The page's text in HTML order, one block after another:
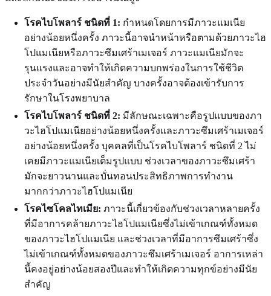
โรคไบโพลาร์ ชนิดที่ 1: กำหนดโดยการมีภาวะแมเนีย
อย่างน้อยหนึ่งครั้ง ภาวะนี้อาจนำหน้าหรือตามด้วยภาวะไฮ
โปแมเนียหรือภาวะซึมเศร้าเมเจอร์ ภาวะแมเนียมักจะ
รุนแรงและอาจทำให้เกิดความบกพร่องในการใช้ชีวิต
ประจำวันอย่างมีนัยสำคัญ บางครั้งอาจต้องเข้ารับการ
รักษาในโรงพยาบาล
โรคไบโพลาร์ ชนิดที่ 2: มีลักษณะเฉพาะคือรูปแบบของภา
วะไฮโปแมเนียอย่างน้อยหนึ่งครั้งและภาวะซึมเศร้าเมเจอร์
อย่างน้อยหนึ่งครั้ง บุคคลที่เป็นโรคไบโพลาร์ ชนิดที่ 2 ไม่
เคยมีภาวะแมเนียเต็มรูปแบบ ช่วงเวลาของภาวะซึมเศร้า
มักจะยาวนานและบั่นทอนประสิทธิภาพการทำงาน
มากกว่าภาวะไฮโปแมเนีย
โรคไซโคลไทเมีย: ภาวะนี้เกี่ยวข้องกับช่วงเวลาหลายครั้ง
ที่มีอาการคล้ายภาวะไฮโปแมเนียซึ่งไม่เข้าเกณฑ์ทั้งหมด
ของภาวะไฮโปแมเนีย และช่วงเวลาที่มีอาการซึมเศร้าซึ่ง
ไม่เข้าเกณฑ์ทั้งหมดของภาวะซึมเศร้าเมเจอร์ อาการเหล่า
นี้คงอยู่อย่างน้อยสองปีและทำให้เกิดความทุกข์อย่างมีนัย
สำคัญ